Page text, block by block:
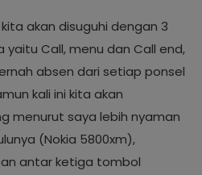
akan disuguhi dengan 3
Call, menu dan Call end,
absen dari setiap ponsel
kali ini kita akan
menurut saya lebih nyaman
(Nokia 5800xm),
antar ketiga tombol